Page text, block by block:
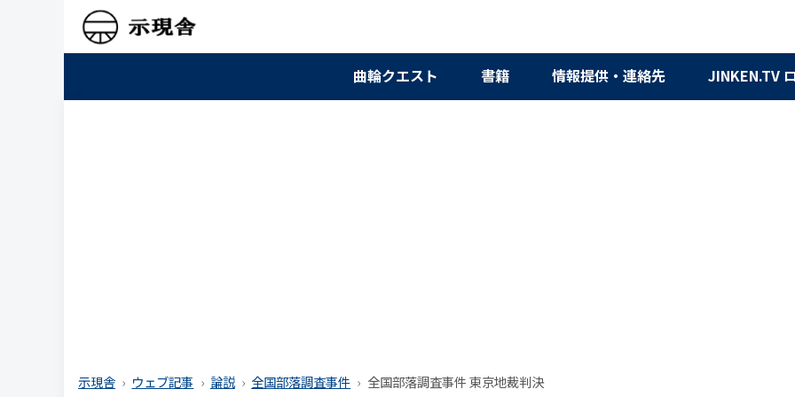
曲輪クエスト 書籍 情報提供・連絡先 JINKEN.TV
示現舎 ウェブ記事 論説 全国部落調査事件 全国部落調査事件 東京地裁判決